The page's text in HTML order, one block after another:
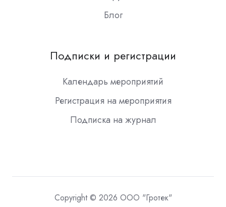
Блог
Подписки и регистрации
Календарь мероприятий
Регистрация на мероприятия
Подписка на журнал
Copyright © 2026 ООО "Гротек"